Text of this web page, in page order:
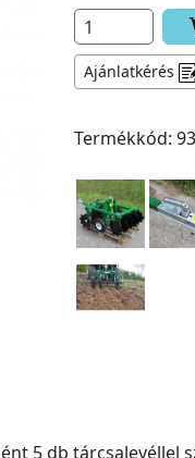
Ajánlatkérés
Termékkód:
5 db tárcsalevéllel